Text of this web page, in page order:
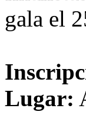
gala el
Lugar: